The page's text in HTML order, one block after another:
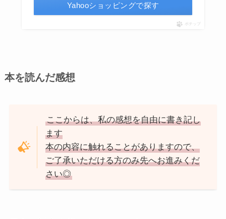
Yahooショッピングで探す
ポチップ
本を読んだ感想
ここからは、私の感想を自由に書き記し
ます
本の内容に触れることがありますので、
ご了承いただける方のみ先へお進みくだ
さい◎